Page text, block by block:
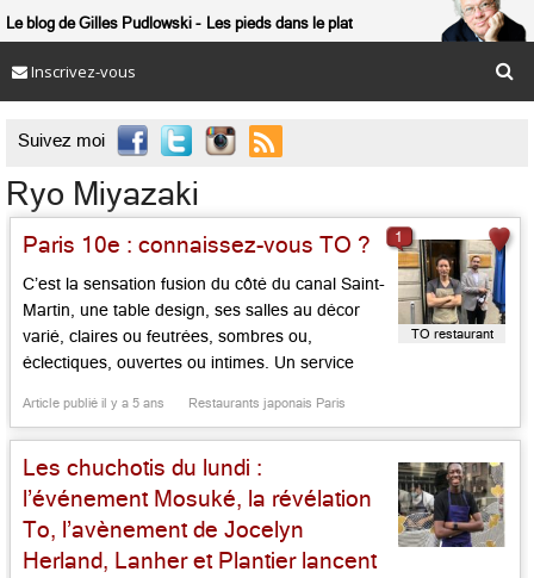
Le blog de Gilles Pudlowski Les pieds dans le plat
Inscrivez-vous
Suivez moi 
Ryo Miyazaki
Paris 10e : connaissez-vous TO ?
C’est la sensation fusion du côté du canal Saint-
Martin, une table design, ses salles au décor
varié, claires ou feutrées, sombres ou,
éclectiques, ouvertes ou intimes. Un service
un duo salle/cuisine très franco-nippon, mais
bien plus japonais que français. Avec, aux
fourneaux, le tokyoite Ryo Miyazaki, qui
seconda […]...
Article publié il y a 5 ans Restaurants japonais Paris
TO restaurant
1
Les chuchotis du lundi :
l’événement Mosuké, la révélation
To, l’avènement de Jocelyn
Herland, Lanher et Plantier lancent